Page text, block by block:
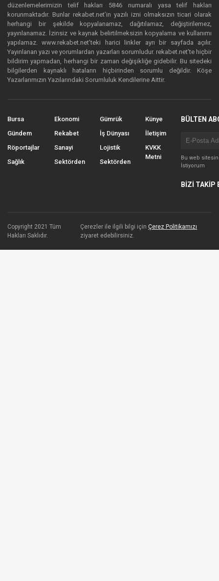
düzenlemelerimizin telif hakları 5846 numaralı yasa telif hakları
korunmaktadır. Bunlar rekabet.net’in yazılı izni olmaksızın ticari olarak
herhangi bir şekilde kopyalanamaz, dağıtılamaz, değiştirilemez,
yayınlanamaz. İzinsiz ve kaynak belirtilmeksizin kopyalama ve kullanımı
yapılamaz. www.rekabet.net’teki harici linkler ayrı bir sayfada açılır.
Yayınlanan yazı ve yorumlardan yazarları sorumludur. rekabet.net’te hiçbir
bildirim yapmadan, herhangi bir zaman değişikliğe gidebilir. Bu sitedeki
bilgilerden kaynaklı hataların hiçbirinden sorumlu değildir. Köşe
Yazarlarımızın Yazılarındaki Sorumluluk Kendilerine Aittir.
Bursa
Gündem
Röportajlar
Sağlık
Ekonomi
Rekabet
Sanayi
Sektörden
Gümrük
İş Dünyası
Lojistik
Sektörden
Künye
İletişim
KVKK
Metni
BÜLTEN
Bu web
İstiyorum
BİZİ TAKİP
Copyright 2021 Tüm
Hakları Saklıdır.
Çerezler ile ilgili bilgi içinÇerez Politikamızı
ziyaret edebilirsiniz.